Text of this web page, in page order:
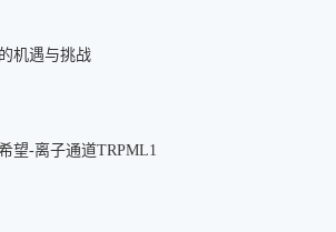
机遇与挑战
望-离子通道TRPML1